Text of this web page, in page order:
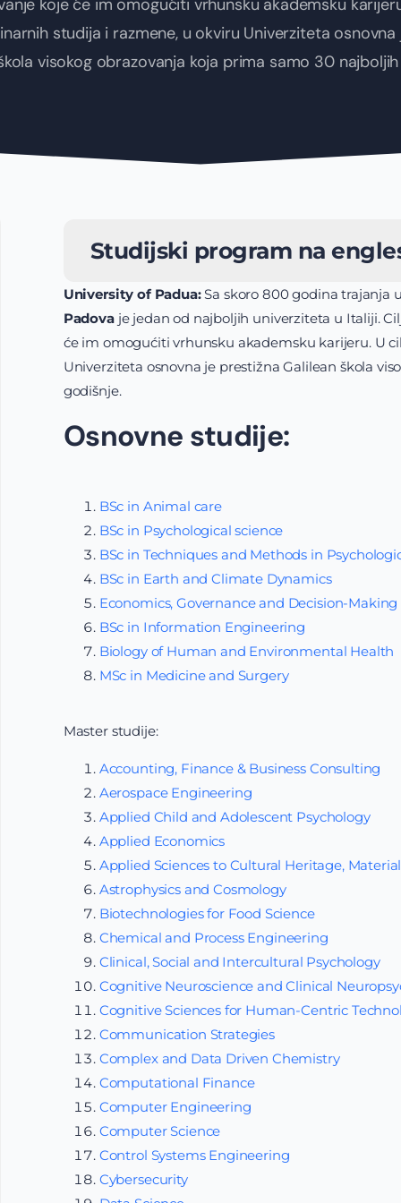
koje će im omogućiti vrhunsku akademsku
studija i razmene, u okviru Univerziteta
visokog obrazovanja koja prima samo 30
Studijski program na
University of Padua:Sa skoro 800 godina trajanja
Padovaje jedan od najboljih univerziteta u Italiji.
će im omogućiti vrhunsku akademsku karijeru. U
Univerziteta osnovna je prestižna Galilean škola
godišnje.
Osnovne studije:
BSc in Animal care
BSc in Psychological science
BSc in Techniques and Methods in
BSc in Earth and Climate Dynamics
Economics, Governance and Decision-Making
BSc in Information Engineering
Biology of Human and Environmental Health
MSc in Medicine and Surgery
Master studije:
Accounting, Finance & Business Consulting
Aerospace Engineering
Applied Child and Adolescent Psychology
Applied Economics
Applied Sciences to Cultural Heritage,
Astrophysics and Cosmology
Biotechnologies for Food Science
Chemical and Process Engineering
Clinical, Social and Intercultural Psychology
Cognitive Neuroscience and Clinical
Cognitive Sciences for Human-Centric
Communication Strategies
Complex and Data Driven Chemistry
Computational Finance
Computer Engineering
Computer Science
Control Systems Engineering
Cybersecurity